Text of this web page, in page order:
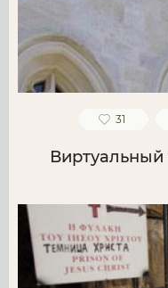
31
Виртуальный